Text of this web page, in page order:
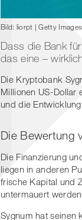
Bild: liorpt | Getty Images
Dass die Bank
das eine –
Die Kryptobank
Millionen US-Dollar
und die
Die Bewertung
Die Finanzierung
liegen in anderen
frische Kapital und
untermauert
Sygnum hat seinen